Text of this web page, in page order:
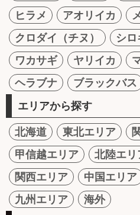
ヒラメ アオリイカ
クロダイ（チヌ）
シロ
ワカサギ
ヤリイカ
ヘラブナ
ブラックバス
エリアから探す
北海道 東北エリア
甲信越エリア
北陸エリ
関西エリア
中国エリア
九州エリア
海外